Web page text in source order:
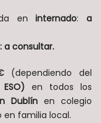
eninternado:a
a consultar.
(dependiendo del
en todos los
Dublínen colegio
familia local.